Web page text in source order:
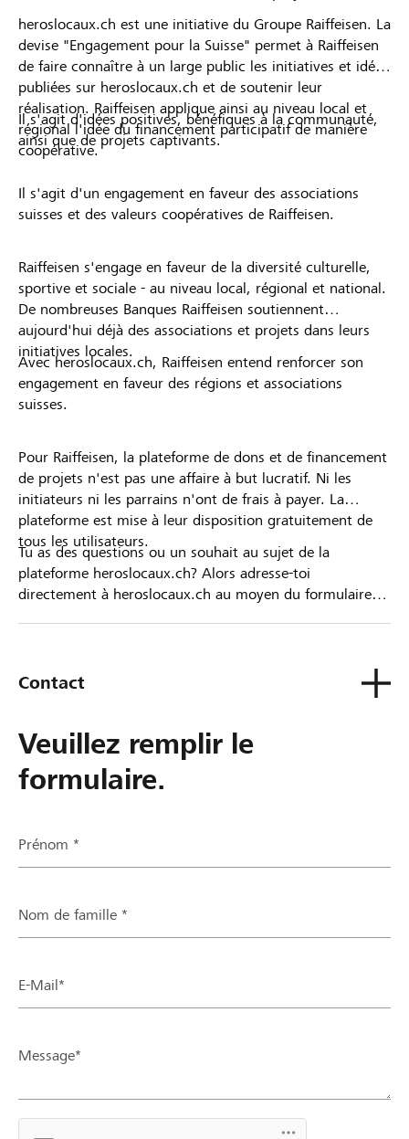
heroslocaux.ch est une initiative du Groupe Raiffeisen. La
devise "Engagement pour la Suisse" permet à Raiffeisen
de faire connaître à un large public les initiatives et idées
publiées sur heroslocaux.ch et de soutenir leur
réalisation. Raiffeisen applique ainsi au niveau local et
régional l'idée du financement participatif de manière
coopérative.
Il s'agit d'idées positives, bénéfiques à la communauté,
ainsi que de projets captivants.
Il s'agit d'un engagement en faveur des associations
suisses et des valeurs coopératives de Raiffeisen.
Raiffeisen s'engage en faveur de la diversité culturelle,
sportive et sociale - au niveau local, régional et national.
De nombreuses Banques Raiffeisen soutiennent
aujourd'hui déjà des associations et projets dans leurs
initiatives locales.
Avec heroslocaux.ch, Raiffeisen entend renforcer son
engagement en faveur des régions et associations
suisses.
Pour Raiffeisen, la plateforme de dons et de financement
de projets n'est pas une affaire à but lucratif. Ni les
initiateurs ni les parrains n'ont de frais à payer. La
plateforme est mise à leur disposition gratuitement de
tous les utilisateurs.
Tu as des questions ou un souhait au sujet de la
plateforme heroslocaux.ch? Alors adresse-toi
directement à heroslocaux.ch au moyen du formulaire
Contact
Veuillez remplir le
formulaire.
Prénom *
Nom de famille *
E-Mail*
Message*